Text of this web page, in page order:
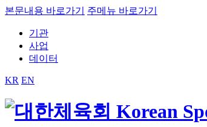
본문내용 바로가기 주메뉴 바로가기
기관
사업
데이터
KR EN